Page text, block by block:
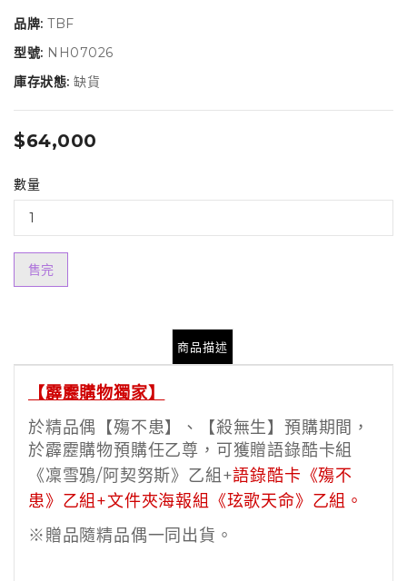
品牌: TBF
型號: NH07026
庫存狀態: 缺貨
$64,000
數量
售完
商品描述
【霹靂購物獨家】
於精品偶【殤不患】、【殺無生】預購期間，
於霹靂購物預購任乙尊，可獲贈語錄酷卡組
《凜雪鴉/阿契努斯》乙組+語錄酷卡《殤不
患》乙組+文件夾海報組《玹歌天命》乙組。
※贈品隨精品偶一同出貨。